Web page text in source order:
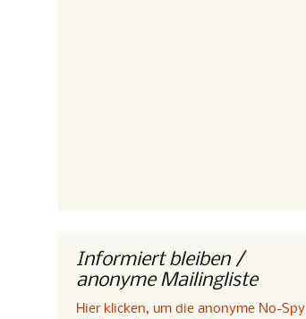
Informiert bleiben /
anonyme Mailingliste
Hier klicken, um die anonyme No-Spy